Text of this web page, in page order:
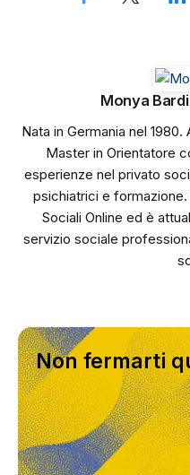
Monya Bardi
Nata in Germania nel
Master in Orientatore
esperienze nel privato
psichiatrici e formazione.
Sociali Online ed è
servizio sociale
Non fermarti